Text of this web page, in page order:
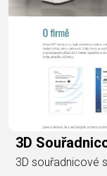
3D
3D souřadnicové